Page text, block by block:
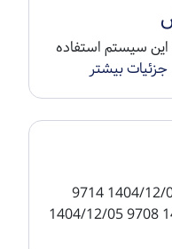
این سیستم استفاده
جزئیات بیشتر
تاریخ پین 1404/12/01 9713 1404/12/02 9714
1404/12/03 9715 1404/12/04 9708 1404/12/05